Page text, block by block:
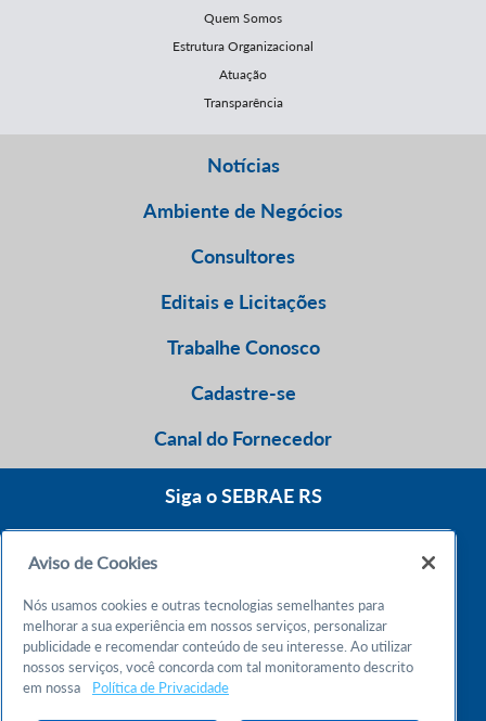
Quem Somos
Estrutura Organizacional
Atuação
Transparência
Notícias
Ambiente de Negócios
Consultores
Editais e Licitações
Trabalhe Conosco
Cadastre-se
Canal do Fornecedor
Siga o SEBRAE RS
Atendimento 24h
Chame no WhatsApp
Aviso de Cookies
Nós usamos cookies e outras tecnologias semelhantes para
melhorar a sua experiência em nossos serviços, personalizar
publicidade e recomendar conteúdo de seu interesse. Ao utilizar
nossos serviços, você concorda com tal monitoramento descrito
em nossa
Política de Privacidade